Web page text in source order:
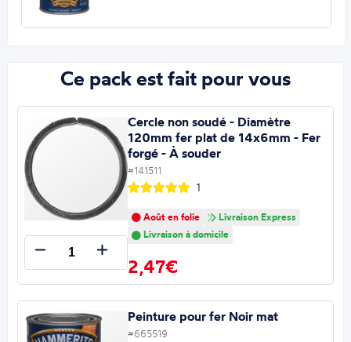
Ce pack est fait pour vous
Cercle non soudé - Diamètre
120mm fer plat de 14x6mm - Fer
forgé - À souder
#141511
1
Août en folie
Livraison Express
Livraison à domicile
2,47€
Peinture pour fer Noir mat
#665519